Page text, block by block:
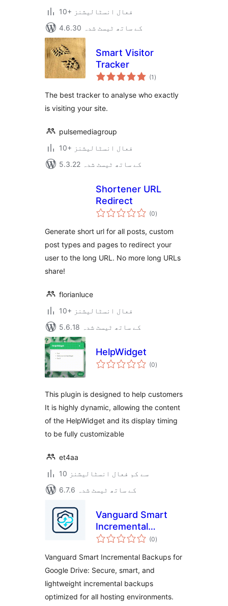
10+ فعال انسٹالیشنز
4.6.30 کے ساتھ ٹیسٹ شدہ
Smart Visitor
Tracker
(1 مجموعی
درجہ
)
The best tracker to analyse who exactly
is visiting your site.
pulsemediagroup
10+ فعال انسٹالیشنز
5.3.22 کے ساتھ ٹیسٹ شدہ
Shortener URL
Redirect
(0مجموعی
درجہ
)
Generate short url for all posts, custom
post types and pages to redirect your
user to the long URL. No more long URLs
share!
florianluce
10+ فعال انسٹالیشنز
5.6.18 کے ساتھ ٹیسٹ شدہ
HelpWidget
(0مجموعی
درجہ
)
This plugin is designed to help customers
It is highly dynamic, allowing the content
of the HelpWidget and its display timing
to be fully customizable
et4aa
10 سے کم فعال انسٹالیشنز
6.7.6 کے ساتھ ٹیسٹ شدہ
Vanguard Smart
Incremental
Backups for Google
(0مجموعی
درجہ
)
Vanguard Smart Incremental Backups for
Google Drive: Secure, smart, and
lightweight incremental backups
optimized for all hosting environments.